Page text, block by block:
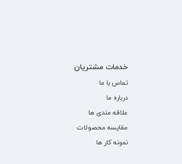
خدمات مشتریان
تماس با ما
درباره ما
علاقه مندی ها
مقایسه محصولات
نمونه کار ها